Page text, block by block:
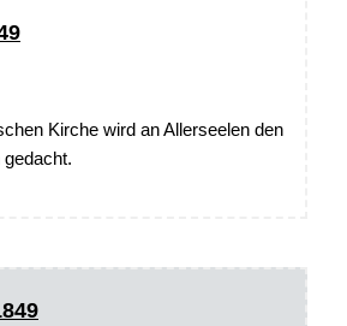
Kirche wird an Allerseelen den